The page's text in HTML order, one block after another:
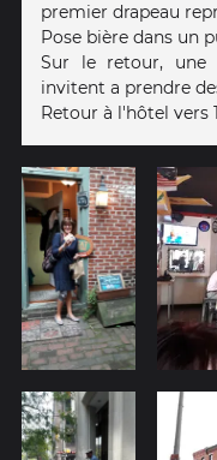
premier drapeau
Pose bière dans un
Sur le retour, une
invitent a prendre
Retour à l'hôtel vers